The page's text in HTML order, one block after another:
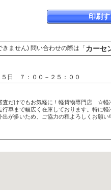
印刷
ません) 問い合わせの際は「カーセ
日 ７：００－２５：００
査だけでもお気軽に！軽貨物専門店
まで幅広く在庫しております。特に軽
多いため、ご協力の程よろしくお願い